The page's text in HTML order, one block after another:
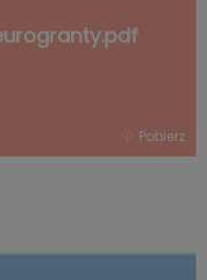
Pobierz